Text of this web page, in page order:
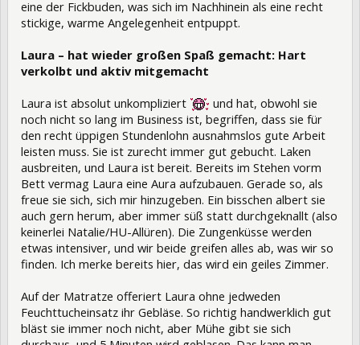
eine der Fickbuden, was sich im Nachhinein als eine recht
stickige, warme Angelegenheit entpuppt.
Laura – hat wieder großen Spaß gemacht: Hart
verkolbt und aktiv mitgemacht
Laura ist absolut unkompliziert
und hat, obwohl sie
noch nicht so lang im Business ist, begriffen, dass sie für
den recht üppigen Stundenlohn ausnahmslos gute Arbeit
leisten muss. Sie ist zurecht immer gut gebucht. Laken
ausbreiten, und Laura ist bereit. Bereits im Stehen vorm
Bett vermag Laura eine Aura aufzubauen. Gerade so, als
freue sie sich, sich mir hinzugeben. Ein bisschen albert sie
auch gern herum, aber immer süß statt durchgeknallt (also
keinerlei Natalie/HU-Allüren). Die Zungenküsse werden
etwas intensiver, und wir beide greifen alles ab, was wir so
finden. Ich merke bereits hier, das wird ein geiles Zimmer.
Auf der Matratze offeriert Laura ohne jedweden
Feuchttucheinsatz ihr Gebläse. So richtig handwerklich gut
bläst sie immer noch nicht, aber Mühe gibt sie sich